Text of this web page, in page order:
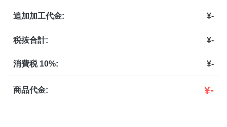
追加加工代金: ¥-
税抜合計: ¥-
消費税 10%: ¥-
商品代金: ¥-